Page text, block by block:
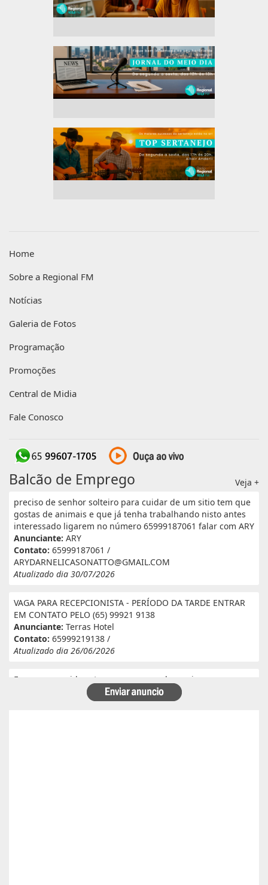
Home
Sobre a Regional FM
Notícias
Galeria de Fotos
Programação
Promoções
Central de Midia
Fale Conosco
Balcão de Emprego
Veja +
preciso de senhor solteiro para cuidar de um sitio tem que
gostas de animais e que já tenha trabalhando nisto antes
interessado ligarem no número 65999187061 falar com ARY
Anunciante: ARY
Contato: 65999187061 /
ARYDARNELICASONATTO@GMAIL.COM
Atualizado dia 30/07/2026
VAGA PARA RECEPCIONISTA - PERÍODO DA TARDE ENTRAR
EM CONTATO PELO (65) 99921 9138
Anunciante: Terras Hotel
Contato: 65999219138 /
Atualizado dia 26/06/2026
Eu e meu marido estamos a procura de serviço em
fazenda. Eu tenho experiência e referência em cantina, ele
tem experiência e referência em lavoura. Passa veneno,